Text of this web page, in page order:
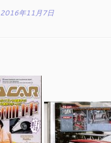
2016年11月7日